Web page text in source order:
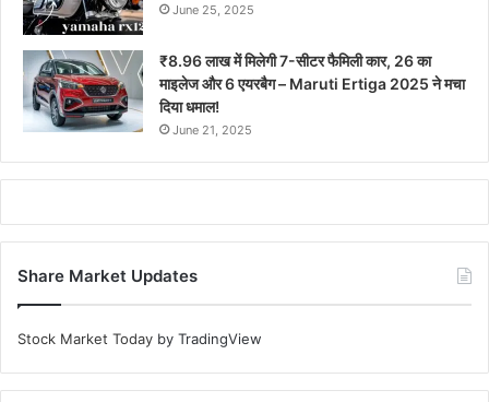
June 25, 2025
₹8.96 लाख में मिलेगी 7-सीटर फैमिली कार, 26 का
माइलेज और 6 एयरबैग – Maruti Ertiga 2025 ने मचा
दिया धमाल!
June 21, 2025
Share Market Updates
Stock Market Today by TradingView